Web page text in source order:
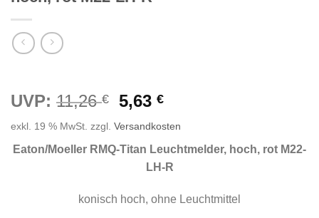
UVP: 11,26€
Ursprünglicher
war:
11,26 €
5,63€Aktueller
ist:
5,63 €.
exkl. 19 % MwSt. zzgl. Versandkosten
Eaton/Moeller RMQ-Titan Leuchtmelder, hoch, rot M22-
LH-R
konisch hoch, ohne Leuchtmittel